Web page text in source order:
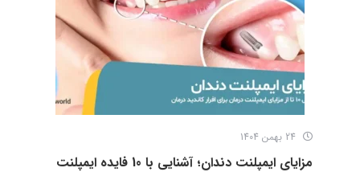
مزایای ایمپلنت دندان؛ آشنایی با 10 فایده ایمپلنت